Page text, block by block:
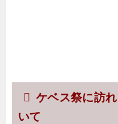
ケベス祭に訪
いて